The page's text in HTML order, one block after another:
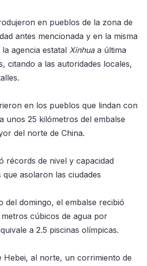
en pueblos de la zona de
antes mencionada y en la misma
agencia estatal Xinhuaa última
citando a las autoridades locales,
en los pueblos que lindan con
unos 25 kilómetros del embalse
del norte de China.
récords de nivel y capacidad
asolaron las ciudades
del domingo, el embalse recibió
metros cúbicos de agua por
a 2.5 piscinas olímpicas.
Hebei, al norte, un corrimiento de